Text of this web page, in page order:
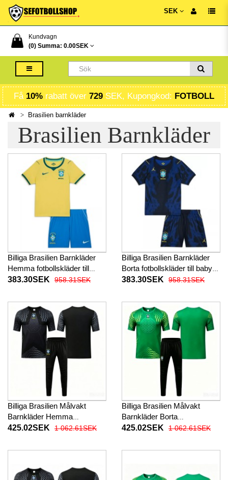
SEK
Kundvagn
(0) Summa: 0.00SEK
Få 10% rabatt över 729 SEK, Kupongkod: FOTBOLL
Brasilien barnkläder
Brasilien Barnkläder
Billiga Brasilien Barnkläder
Hemma fotbollskläder till
baby VM 2026 Kortärmad (+
383.30SEK 958.31SEK
Billiga Brasilien Barnkläder
Borta fotbollskläder till baby
VM 2026 Kortärmad (+ Korta
383.30SEK 958.31SEK
Billiga Brasilien Målvakt
Barnkläder Hemma
fotbollskläder till baby VM
byxor)
425.02SEK 1 062.61SEK
Billiga Brasilien Målvakt
Barnkläder Borta
fotbollskläder till baby VM
byxor)
425.02SEK 1 062.61SEK